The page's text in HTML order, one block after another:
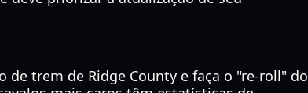
de trem de Ridge County e faça o "re-roll" do